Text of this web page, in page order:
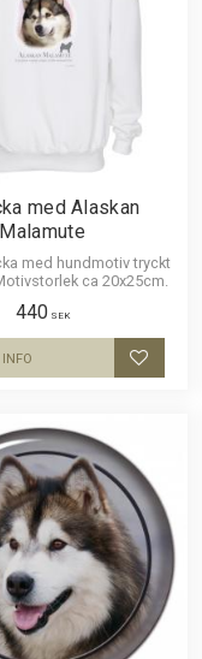
med Alaskan
Malamute
med hundmotiv tryckt
ca 20x25cm.
440SEK
Lägg
INFO